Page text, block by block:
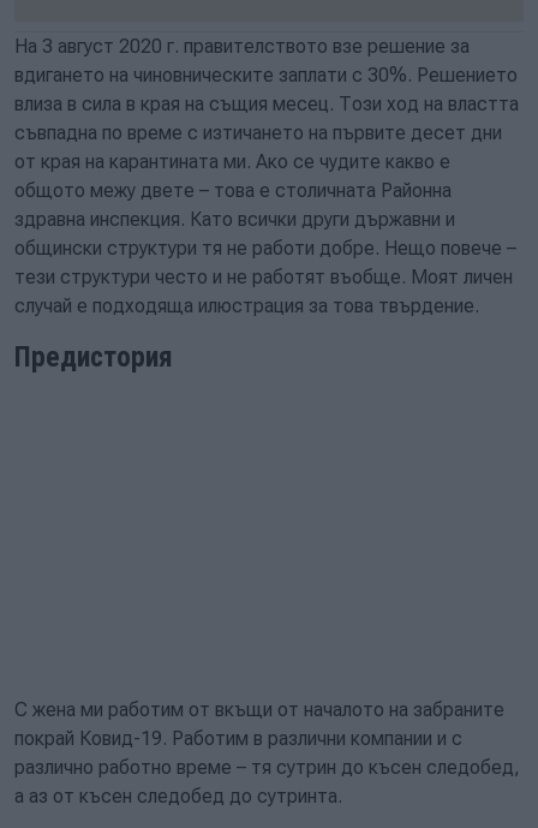
На 3 август 2020 г. правителството взе решение за
вдигането на чиновническите заплати с 30%. Решението
влиза в сила в края на същия месец. Този ход на властта
съвпадна по време с изтичането на първите десет дни
от края на карантината ми. Ако се чудите какво е
общото межу двете – това е столичната Районна
здравна инспекция. Като всички други държавни и
общински структури тя не работи добре. Нещо повече –
тези структури често и не работят въобще. Моят личен
случай е подходяща илюстрация за това твърдение.
Предистория
С жена ми работим от вкъщи от началото на забраните
покрай Ковид-19. Работим в различни компании и с
различно работно време – тя сутрин до късен следобед,
а аз от късен следобед до сутринта.